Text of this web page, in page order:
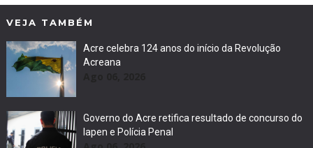
VEJA TAMBÉM
Acre celebra 124 anos do início da Revolução
Acreana
Governo do Acre retifica resultado de concurso do
Iapen e Polícia Penal